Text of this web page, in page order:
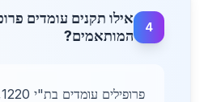
4
אילו תקנים עומדים
המותאמים?